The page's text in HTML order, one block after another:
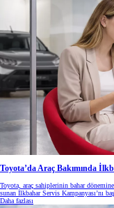
Toyota’da Araç Bakımında
Toyota, araç sahiplerinin bahar
sunan İlkbahar Servis Kampanyası’nı
Daha fazlası